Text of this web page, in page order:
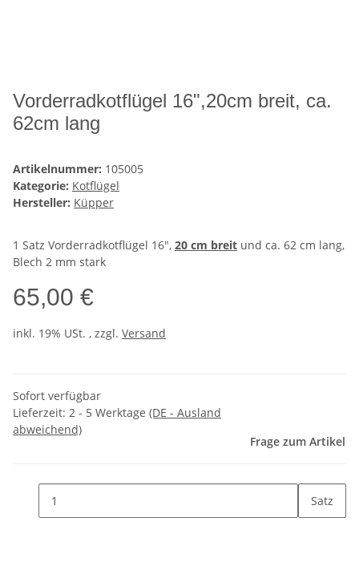
Vorderradkotflügel 16",20cm breit, ca.
62cm lang
Artikelnummer: 105005
Kategorie: Kotflügel
Hersteller: Küpper
1 Satz Vorderradkotflügel 16", 20 cm breit und ca. 62 cm lang,
Blech 2 mm stark
65,00 €
inkl. 19% USt. , zzgl. Versand
Sofort verfügbar
Lieferzeit: 2 - 5 Werktage (DE - Ausland
abweichend)
Frage zum Artikel
Satz